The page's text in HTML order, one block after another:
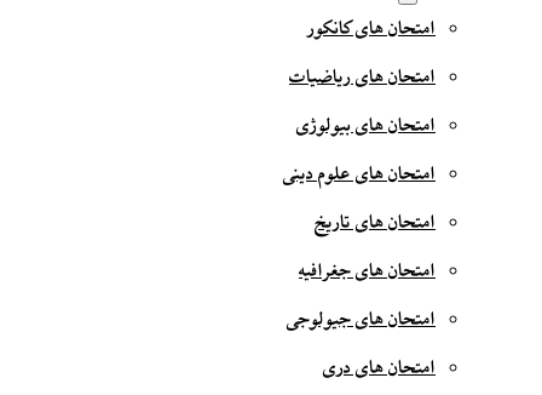
امتحان های کانکور
امتحان های ریاضیات
امتحان های بیولوژی
امتحان های علوم دینی
امتحان های تاریخ
امتحان های جغرافیه
امتحان های جیولوجی
امتحان های دری